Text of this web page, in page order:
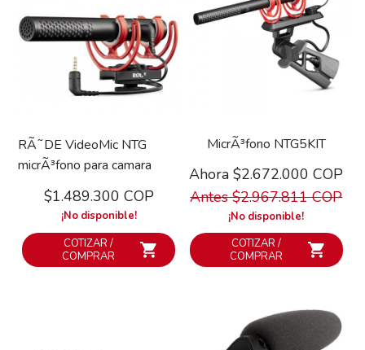
RÃ˜DE VideoMic NTG
micrÃ³fono para camara
$1.489.300 COP
¡No disponible!
COTIZAR /
COMPRAR
MicrÃ³fono NTG5KIT
Ahora $2.672.000 COP
Antes $2.967.811 COP
¡No disponible!
COTIZAR /
COMPRAR